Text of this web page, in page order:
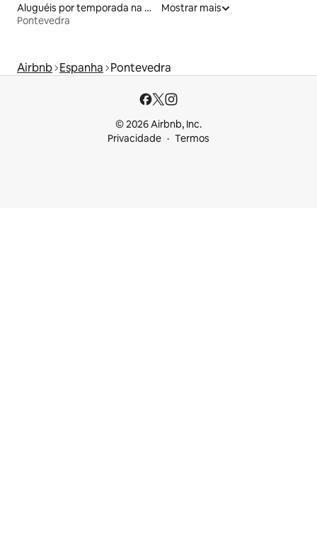
Aluguéis por temporada na orla
Pontevedra
Mostrar mais
Airbnb Espanha Pontevedra
© 2026 Airbnb, Inc.
Privacidade
Termos